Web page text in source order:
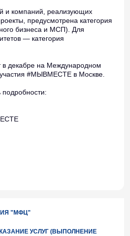
"МФЦ"
УСЛУГ (ВЫПОЛНЕНИЕ
и компаний, реализующих
предусмотрена категория
бизнеса и МСП). Для
— категория
в декабре на Международном
#МЫВМЕСТЕ в Москве.
подробности: